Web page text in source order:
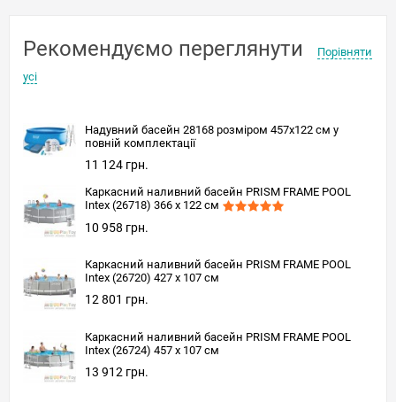
Рекомендуємо переглянути
Порівняти
усі
Надувний басейн 28168 розміром 457х122 см у
повній комплектації
11 124 грн.
Каркасний наливний басейн PRISM FRAME POOL
Intex (26718) 366 х 122 см
10 958 грн.
Каркасний наливний басейн PRISM FRAME POOL
Intex (26720) 427 х 107 см
12 801 грн.
Каркасний наливний басейн PRISM FRAME POOL
Intex (26724) 457 х 107 см
13 912 грн.